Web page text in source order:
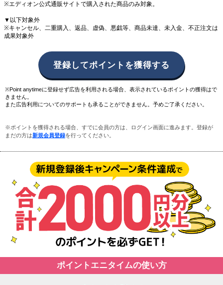
※エディオン公式通販サイトで購入された商品のみ対象。
▼以下対象外
※キャンセル、二重購入、返品、虚偽、悪戯等、商品未達、未入金、不正注文は
成果対象外
※Point anytimeに登録せず広告を利用される場合、表示されているポイントの獲得はで
きません。
また広告利用についてのサポートも承ることができません。予めご了承ください。
※ポイントを獲得される場合、すでに会員の方は、ログイン画面に進みます。登録が
まだの方は新規会員登録を行ってください。
ポイントエニタイムの使い方